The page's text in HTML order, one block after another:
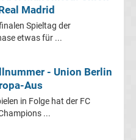
Madrid
Spieltag der
etwas für ...
- Union Berlin
Aus
in Folge hat der FC
...